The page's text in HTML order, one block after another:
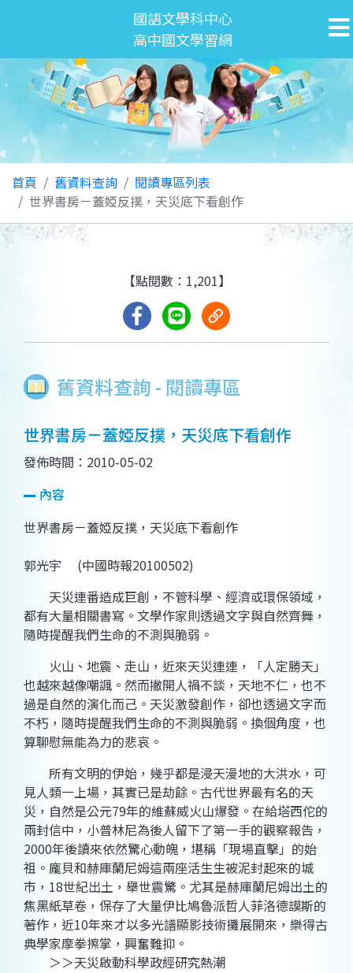
國語文學科中心
高中國文學習網
首頁 舊資料查詢
閱讀專區列表
世界書房－蓋婭反撲，天災底下看創作
舊資料查詢 - 閱讀專區
【點閱數：1,201】
世界書房－蓋婭反撲，天災底下看創作
發佈時間：2010-05-02
內容
世界書房－蓋婭反撲，天災底下看創作
郭光宇 (中國時報20100502)
天災連番造成巨創，不管科學、經濟或環保領域，
都有大量相關書寫。文學作家則透過文字與自然齊舞，
隨時提醒我們生命的不測與脆弱。
火山、地震、走山，近來天災連連，「人定勝天」
也越來越像嘲諷。然而撇開人禍不談，天地不仁，也不
過是自然的演化而己。天災激發創作，卻也透過文字而
不朽，隨時提醒我們生命的不測與脆弱。換個角度，也
算聊慰無能為力的悲哀。
所有文明的伊始，幾乎都是浸天漫地的大洪水，可
見人類一上場，其實已是劫餘。古代世界最有名的天
災，自然是公元79年的維蘇威火山爆發。在給塔西佗的
兩封信中，小普林尼為後人留下了第一手的觀察報告，
2000年後讀來依然驚心動魄，堪稱「現場直擊」的始
祖。龐貝和赫庫蘭尼姆這兩座活生生被泥封起來的城
市，18世紀出土，舉世震驚。尤其是赫庫蘭尼姆出土的
焦黑紙草卷，保存了大量伊比鳩魯派哲人菲洛德謨斯的
著作，近10年來才以多光譜顯影技術攤展開來，樂得古
典學家摩拳擦掌，興奮難抑。
＞＞天災啟動科學政經研究熱潮